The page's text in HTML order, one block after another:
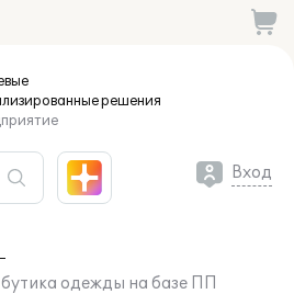
решения
Вход
одежды на базе ПП